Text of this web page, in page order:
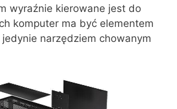
wyraźnie kierowane jest do
komputer ma być elementem
narzędziem chowanym